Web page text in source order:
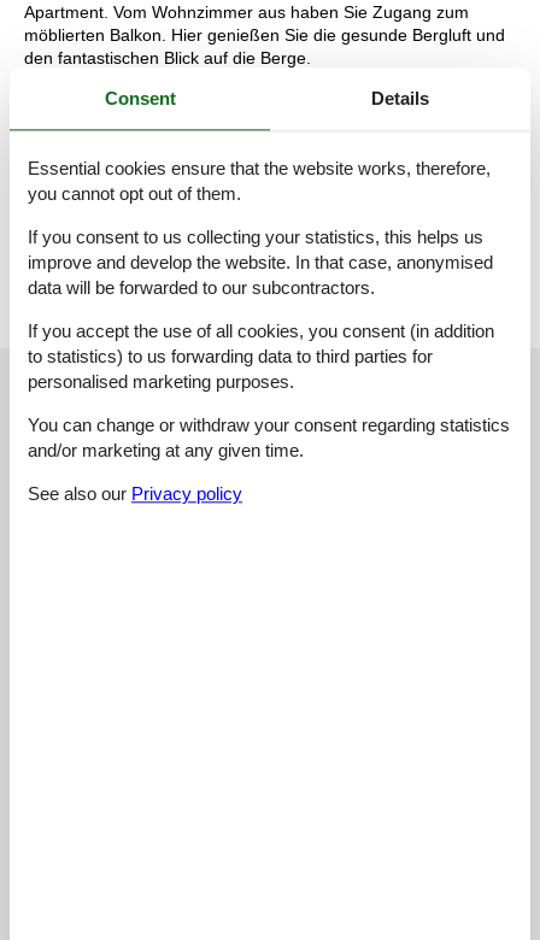
Apartment. Vom Wohnzimmer aus haben Sie Zugang zum
möblierten Balkon. Hier genießen Sie die gesunde Bergluft und
den fantastischen Blick auf die Berge.
Parkplatz direkt vor dem Hotel parken und kostenloses WLAN
nutzen. Darüber hinaus haben Sie als Gast unseres Hotels
einem Ruheraum und einem Fitnessraum. Perfekt zur
Entspannung!
Bilder vermitteln einen guten Eindruck, dienen aber nur zur
Veranschaulichung.
External reviews Our guest reviews
4,4
Consent Details
Essential cookies ensure that the website works, therefore,
you cannot opt out of them.
If you consent to us collecting your statistics, this helps us
improve and develop the website. In that case, anonymised
data will be forwarded to our subcontractors.
If you accept the use of all cookies, you consent (in addition
to statistics) to us forwarding data to third parties for
personalised marketing purposes.
You can change or withdraw your consent regarding statistics
and/or marketing at any given time.
See also our Privacy policy